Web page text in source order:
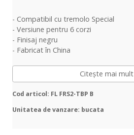
- Compatibil cu tremolo Special
- Versiune pentru 6 corzi
- Finisaj negru
- Fabricat în China
Citește mai mult
Cod articol: FL FRS2-TBP B
Unitatea de vanzare: bucata